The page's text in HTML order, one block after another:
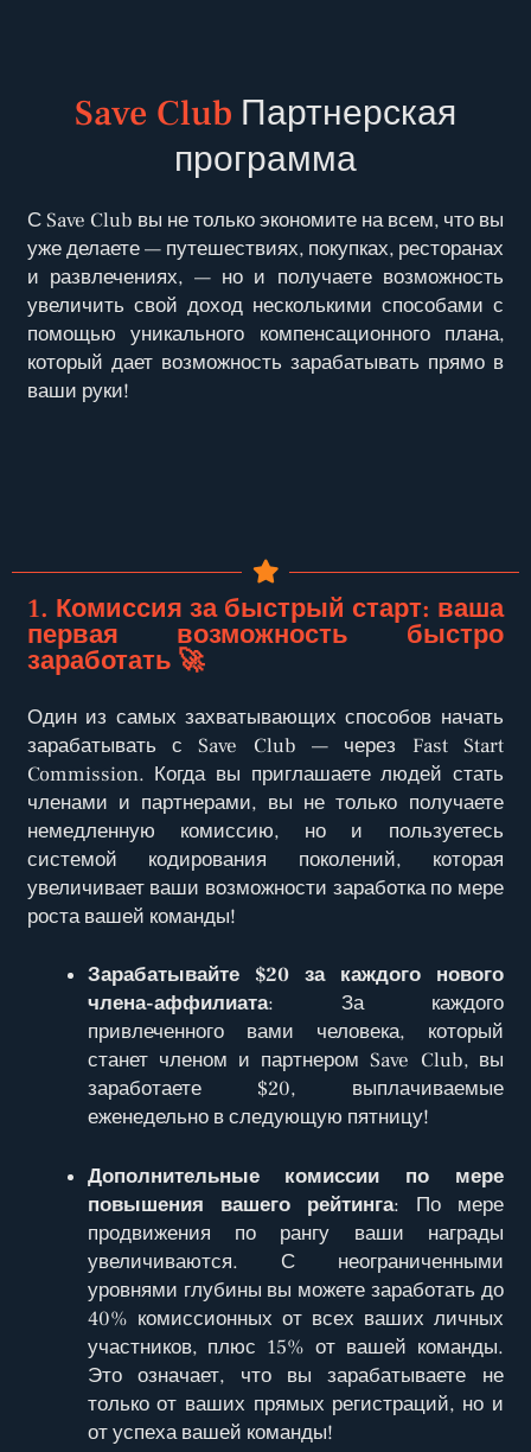
Save Club Партнерская
программа
С Save Club вы не только экономите на всем, что вы
уже делаете — путешествиях, покупках, ресторанах
и развлечениях, — но и получаете возможность
увеличить свой доход несколькими способами с
помощью уникального компенсационного плана,
который дает возможность зарабатывать прямо в
ваши руки!
1. Комиссия за быстрый старт: ваша
первая возможность быстро
заработать 🚀
Один из самых захватывающих способов начать
зарабатывать с Save Club — через Fast Start
Commission. Когда вы приглашаете людей стать
членами и партнерами, вы не только получаете
немедленную комиссию, но и пользуетесь
системой кодирования поколений, которая
увеличивает ваши возможности заработка по мере
роста вашей команды!
Зарабатывайте $20 за каждого нового
члена-аффилиата: За каждого
привлеченного вами человека, который
станет членом и партнером Save Club, вы
заработаете $20, выплачиваемые
еженедельно в следующую пятницу!
Дополнительные комиссии по мере
повышения вашего рейтинга: По мере
продвижения по рангу ваши награды
увеличиваются. С неограниченными
уровнями глубины вы можете заработать до
40% комиссионных от всех ваших личных
участников, плюс 15% от вашей команды.
Это означает, что вы зарабатываете не
только от ваших прямых регистраций, но и
от успеха вашей команды!